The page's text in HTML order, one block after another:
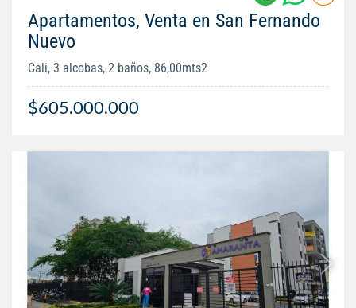
Apartamentos, Venta en San Fernando
Nuevo
Cali, 3 alcobas, 2 baños, 86,00mts2
$605.000.000